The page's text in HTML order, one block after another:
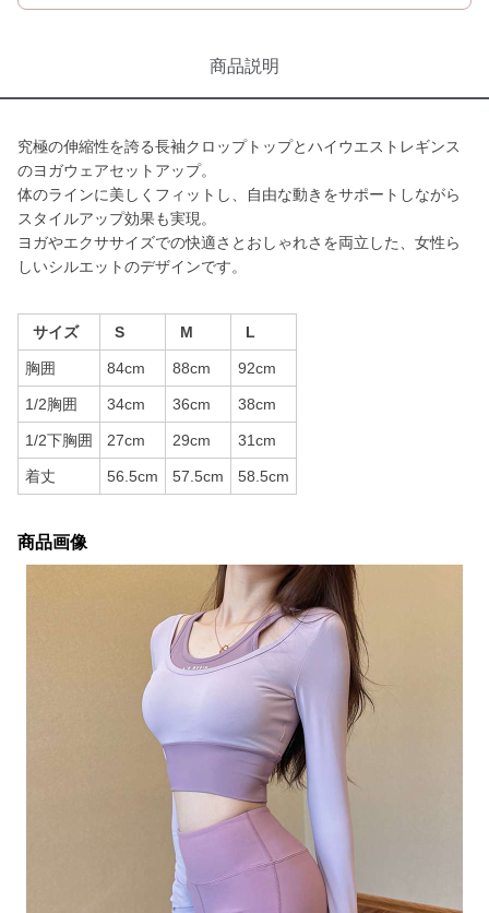
商品説明
究極の伸縮性を誇る長袖クロップトップとハイウエストレギンス
のヨガウェアセットアップ。
体のラインに美しくフィットし、自由な動きをサポートしながら
スタイルアップ効果も実現。
ヨガやエクササイズでの快適さとおしゃれさを両立した、女性ら
しいシルエットのデザインです。
サイズ S M L
胸囲 84cm 88cm 92cm
1/2胸囲 34cm 36cm 38cm
1/2下胸囲 27cm 29cm 31cm
着丈 56.5cm 57.5cm 58.5cm
商品画像